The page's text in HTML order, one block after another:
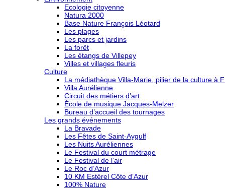
Ecologie citoyenne
Natura 2000
Base Nature François Léotard
Les plages
Les parcs et jardins
La forêt
Les étangs de Villepey
Villes et villages fleuris
Culture
La médiathèque Villa-Marie, pilier de la culture à
Villa Aurélienne
Circuit des métiers d’art
École de musique Jacques-Melzer
Bureau d’accueil des tournages
Les grands événements
La Bravade
Les Fêtes de Saint-Aygulf
Les Nuits Auréliennes
Le Festival du court métrage
Le Festival de l’air
Le Roc d’Azur
10 KM Estérel Côte d’Azur
100% Nature